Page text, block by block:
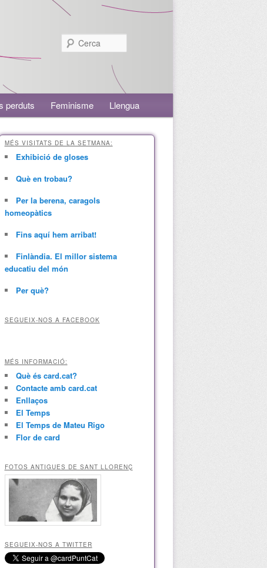
perduts Feminisme Llengua
MÉS VISITATS DE LA SETMANA:
Exhibició de gloses
Què en trobau?
Per la berena, caragols
homeopàtics
Fins aquí hem arribat!
Finlàndia. El millor sistema
educatiu del món
Per què?
SEGUEIX-NOS A FACEBOOK
MÉS INFORMACIÓ:
Què és card.cat?
Contacte amb card.cat
Enllaços
El Temps
El Temps de Mateu Rigo
Flor de card
FOTOS ANTIGUES DE SANT LLORENÇ
SEGUEIX-NOS A TWITTER